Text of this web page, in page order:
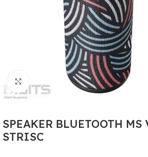
Clicca per ingrandire
SPEAKER BLUETOOTH MS
STRISC